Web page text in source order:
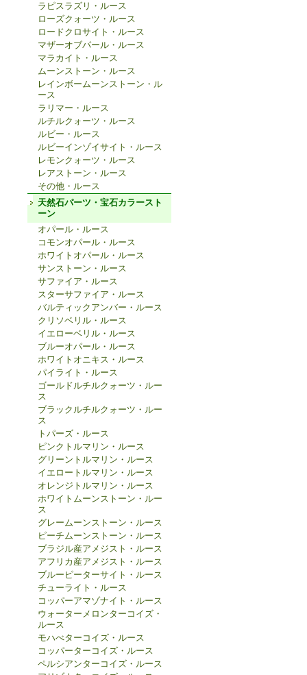
ラピスラズリ・ルース
ローズクォーツ・ルース
ロードクロサイト・ルース
マザーオブパール・ルース
マラカイト・ルース
ムーンストーン・ルース
レインボームーンストーン・ル
ース
ラリマー・ルース
ルチルクォーツ・ルース
ルビー・ルース
ルビーインゾイサイト・ルース
レモンクォーツ・ルース
レアストーン・ルース
その他・ルース
天然石パーツ・宝石カラースト
ーン
オパール・ルース
コモンオパール・ルース
ホワイトオパール・ルース
サンストーン・ルース
サファイア・ルース
スターサファイア・ルース
バルティックアンバー・ルース
クリソベリル・ルース
イエローベリル・ルース
ブルーオパール・ルース
ホワイトオニキス・ルース
パイライト・ルース
ゴールドルチルクォーツ・ルー
ス
ブラックルチルクォーツ・ルー
ス
トパーズ・ルース
ピンクトルマリン・ルース
グリーントルマリン・ルース
イエロートルマリン・ルース
オレンジトルマリン・ルース
ホワイトムーンストーン・ルー
ス
グレームーンストーン・ルース
ピーチムーンストーン・ルース
ブラジル産アメジスト・ルース
アフリカ産アメジスト・ルース
ブルーピーターサイト・ルース
チューライト・ルース
コッパーアマゾナイト・ルース
ウォーターメロンターコイズ・
ルース
モハべターコイズ・ルース
コッパーターコイズ・ルース
ペルシアンターコイズ・ルース